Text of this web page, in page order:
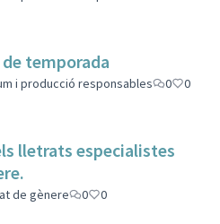
temporada
i producció responsables 0 0
lletrats especialistes
de gènere 0 0